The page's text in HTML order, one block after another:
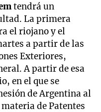
tendrá un
La primera
el riojano y el
a partir de las
Exteriores,
A partir de esa
en el que se
de Argentina al
de Patentes